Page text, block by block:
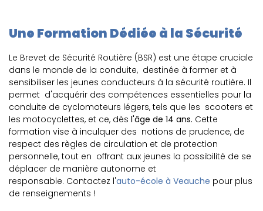
Une Formation Dédiée à la Sécurité
Le Brevet de Sécurité Routière (BSR) est une étape cruciale
dans le monde de la conduite, destinée à former et à
sensibiliser les jeunes conducteurs à la sécurité routière. Il
permet d'acquérir des compétences essentielles pour la
conduite de cyclomoteurs légers, tels que les scooters et
les motocyclettes, et ce, dès l'âge de 14 ans. Cette
formation vise à inculquer des notions de prudence, de
respect des règles de circulation et de protection
personnelle, tout en offrant aux jeunes la possibilité de se
déplacer de manière autonome et
responsable. Contactez l'auto-école à Veauche pour plus
de renseignements !